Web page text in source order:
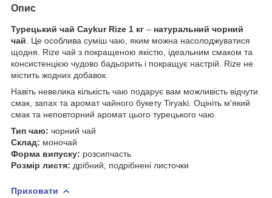
Опис
Турецький чай Caykur Rize 1 кг – натуральний чорний
чай . Це особлива суміш чаю, яким можна насолоджуватися
щодня. Rize чай з покращеною якістю, ідеальним смаком та
консистенцією чудово бадьорить і покращує настрій. Rize не
містить жодних добавок.
Навіть невелика кількість чаю подарує вам можливість відчути
смак, запах та аромат чайного букету Tiryaki. Оцініть м'який
смак та неповторний аромат цього турецького чаю.
Тип чаю: чорний чай
Склад: моночай
Форма випуску: розсипчасть
Розмір листя: дрібний, подрібнені листочки
Приховати